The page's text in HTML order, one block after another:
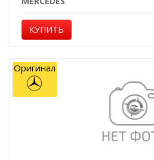
КУПИТЬ
Оригинал